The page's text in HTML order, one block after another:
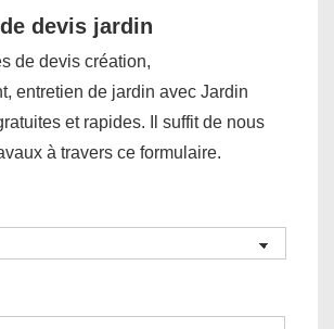
devis jardin
de devis création,
entretien de jardin avec Jardin
et rapides. Il suffit de nous
à travers ce formulaire.